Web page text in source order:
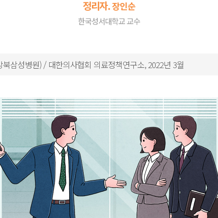
정리자.장인순
한국성서대학교 교수
삼성병원) / 대한의사협회 의료정책연구소, 2022년 3월